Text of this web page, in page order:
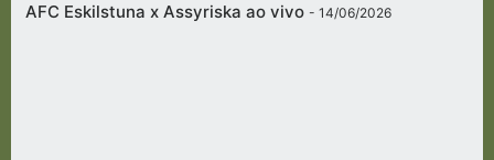
AFC Eskilstuna x Assyriska ao vivo- 14/06/2026